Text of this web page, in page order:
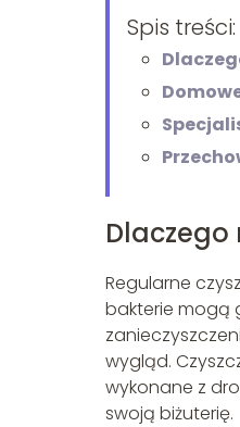
Spis treści:
Dlaczego
Regularne
bakterie mogą
wygląd.
wykonane z
swoją biżuterię.